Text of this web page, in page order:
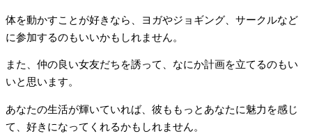
体を動かすことが好きなら、ヨガやジョギング、サークルなど
に参加するのもいいかもしれません。
また、仲の良い女友だちを誘って、なにか計画を立てるのもい
いと思います。
あなたの生活が輝いていれば、彼ももっとあなたに魅力を感じ
て、好きになってくれるかもしれません。